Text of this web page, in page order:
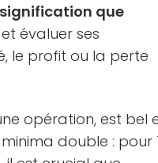
signification que
évaluer ses
le profit ou la perte
opération, est bel
double : pour